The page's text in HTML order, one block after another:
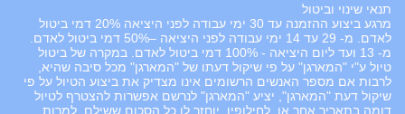
תנאי שינוי וביטול
מרגע ביצוע ההזמנה עד 30 ימי עבודה לפני היציאה 20% דמי ביטול
לאדם. מ- 29 עד 14 ימי עבודה לפני היציאה –50% דמי ביטול לאדם.
מ- 13 ועד ליום היציאה - 100% דמי ביטול לאדם. במקרה של ביטול
טיול ע"י "המארגן" על פי שיקול דעתו של "המארגן" מכל סיבה שהיא,
לרבות אם מספר האנשים הרשומים אינו מצדיק את ביצוע הטיול על פי
שיקול דעת "המארגן", יציע "המארגן" לנרשם אפשרות להצטרף לטיול
דומה בתאריך אחר או, לחילופין, יוחזר לו כל הסכום ששילם. למרות